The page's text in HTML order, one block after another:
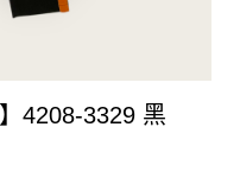
4208-3329 黑